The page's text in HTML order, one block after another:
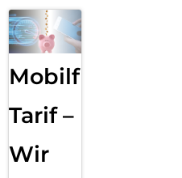
Mobilfunk
Tarif –
Wir